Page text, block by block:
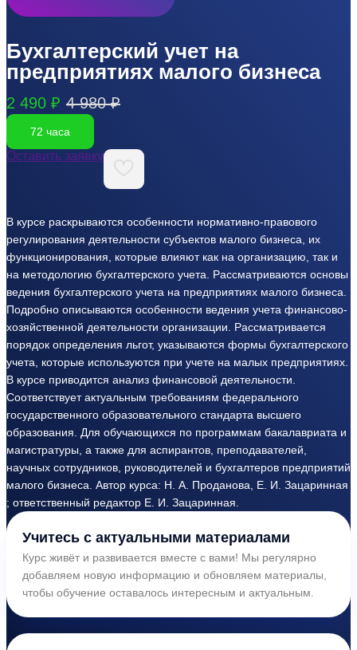
Бухгалтерский учет на
предприятиях малого бизнеса
2 490 ₽ 4 980 ₽
72 часа
Оставить заявку
В курсе раскрываются особенности нормативно-правового
регулирования деятельности субъектов малого бизнеса, их
функционирования, которые влияют как на организацию, так и
на методологию бухгалтерского учета. Рассматриваются основы
ведения бухгалтерского учета на предприятиях малого бизнеса.
Подробно описываются особенности ведения учета финансово-
хозяйственной деятельности организации. Рассматривается
порядок определения льгот, указываются формы бухгалтерского
учета, которые используются при учете на малых предприятиях.
В курсе приводится анализ финансовой деятельности.
Соответствует актуальным требованиям федерального
государственного образовательного стандарта высшего
образования. Для обучающихся по программам бакалавриата и
магистратуры, а также для аспирантов, преподавателей,
научных сотрудников, руководителей и бухгалтеров предприятий
малого бизнеса. Автор курса: Н. А. Проданова, Е. И. Зацаринная
; ответственный редактор Е. И. Зацаринная.
Учитесь с актуальными материалами
Курс живёт и развивается вместе с вами! Мы регулярно
добавляем новую информацию и обновляем материалы,
чтобы обучение оставалось интересным и актуальным.